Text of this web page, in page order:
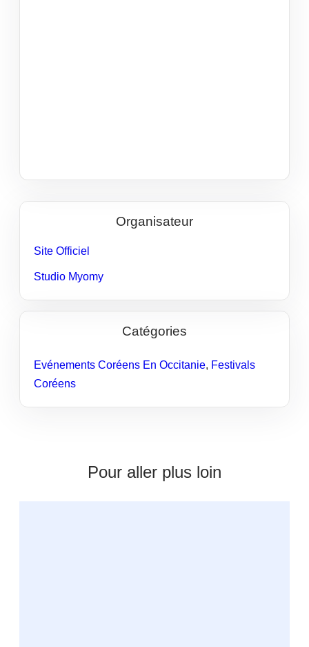
Organisateur
Site Officiel
Studio Myomy
Catégories
Evénements Coréens En Occitanie, Festivals
Coréens
Pour aller plus loin